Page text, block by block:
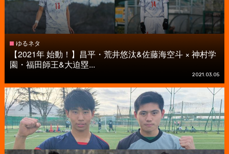
ゆるネタ
【2021年 始動！】昌平・荒井悠汰&佐藤海空斗 × 神村学
園・福田師王&大迫塁...
2021.03.05